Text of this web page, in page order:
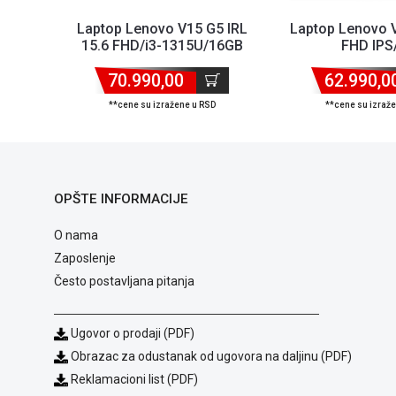
Laptop Lenovo V15 G5 IRL
15.6 FHD/i3-1315U/16GB
70.990,00
**cene su izražene u RSD
Laptop Lenovo
FHD
512GB/
**cene su
OPŠTE INFORMACIJE
O nama
Zaposlenje
Često postavljana pitanja
Ugovor o prodaji (PDF)
Obrazac za odustanak od ugovora na daljinu (PDF)
Reklamacioni list (PDF)